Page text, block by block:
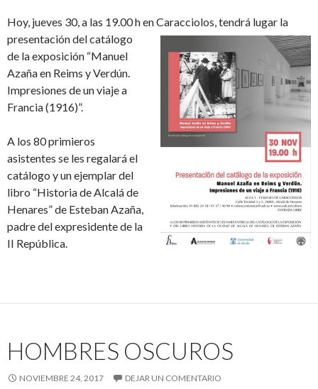
Hoy, jueves 30, a las 19.00 h en Caracciolos, tendrá lugar la
presentación del catálogo
de la exposición “Manuel
Azaña en Reims y Verdún.
Impresiones de un viaje a
Francia (1916)”.
A los 80 primieros
asistentes se les regalará el
catálogo y un ejemplar del
libro “Historia de Alcalá de
Henares” de Esteban Azaña,
padre del expresidente de la
II República.
HOMBRES OSCUROS
NOVIEMBRE 24, 2017 DEJAR UN COMENTARIO